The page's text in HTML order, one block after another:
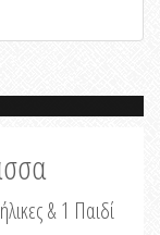
& 1 Παιδί